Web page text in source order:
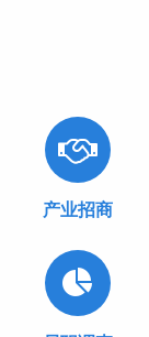
产业招商